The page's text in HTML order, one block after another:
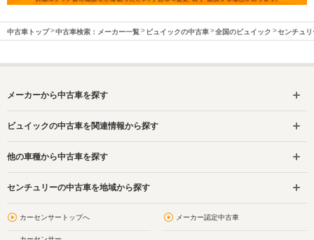
中古車トップ 中古車検索：メーカー一覧 ビュイックの中古車 全国のビュイック センチュ
メーカーから中古車を探す
ビュイックの中古車を関連情報から探す
他の車種から中古車を探す
センチュリーの中古車を地域から探す
カーセンサートップへ メーカー認定中古車